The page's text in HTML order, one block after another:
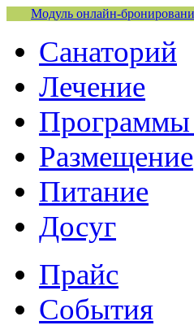
Модуль онлайн-
Санаторий
Лечение
Программы
Размещение
Питание
Досуг
Прайс
События